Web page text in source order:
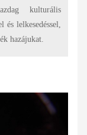
kulturális
lelkesedéssel,
hazájukat.